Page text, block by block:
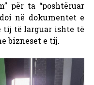
për ta “poshtëruar
në dokumentet e
tij të larguar ishte të
bizneset e tij.